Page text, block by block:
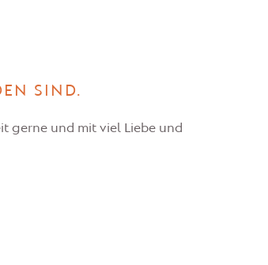
SIND.
gerne und mit viel Liebe und